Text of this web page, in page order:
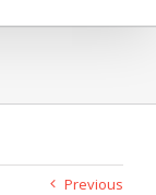
Previous